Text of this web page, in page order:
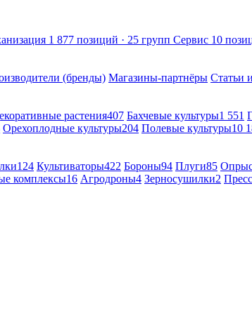
1 877 позиций · 25 групп Сервис 10
(бренды) Магазины-партнёры Статьи
растения407 Бахчевые культуры1 551
Орехоплодные культуры204 Полевые культуры10
124 Культиваторы422 Бороны94 Плуги85
комплексы16 Агродроны4 Зерносушилки2